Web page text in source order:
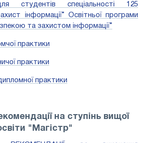
студентів спеціальності 125
інформації” Освітньої програми
та захистом інформації”
практики
практики
практики
на ступінь вищої
"Магістр"